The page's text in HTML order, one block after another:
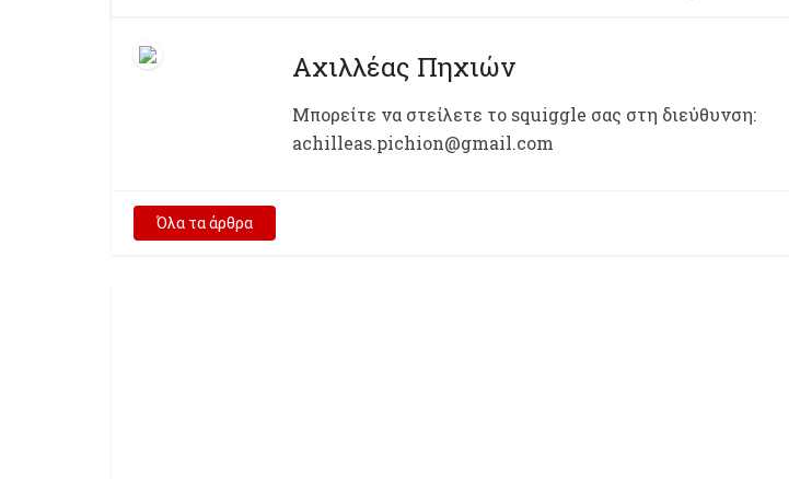
Αχιλλέας Πηχιών
Μπορείτε να στείλετε το squiggle σας στη διεύθυνση:
achilleas.pichion@gmail.com
Όλα τα άρθρα